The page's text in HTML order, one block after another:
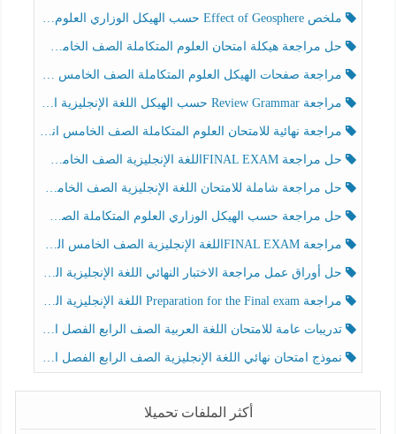
ملخص Effect of Geosphere حسب الهيكل الوزاري العلوم المتكاملة الصف الخامس انسبير الفصل الثالث
حل مراجعة هيكلة امتحان العلوم المتكاملة الصف الخامس عام الفصل الثالث
مراجعة صفحات الهيكل العلوم المتكاملة الصف الخامس انسبير الفصل الثالث
مراجعة Review Grammar حسب الهيكل اللغة الإنجليزية الصف الخامس الفصل الثالث
مراجعة نهائية للامتحان العلوم المتكاملة الصف الخامس انسبير الفصل الثالث
حل مراجعة FINAL EXAMاللغة الإنجليزية الصف الخامس الفصل الثالث
حل مراجعة شاملة للامتحان اللغة الإنجليزية الصف الخامس الفصل الثالث
حل مراجعة حسب الهيكل الوزاري العلوم المتكاملة الصف الخامس عام الفصل الثالث
مراجعة FINAL EXAMاللغة الإنجليزية الصف الخامس الفصل الثالث
حل أوراق عمل مراجعة الاختبار النهائي اللغة الإنجليزية الصف الرابع الفصل الثالث
مراجعة Preparation for the Final exam اللغة الإنجليزية الصف الرابع الفصل الثالث
تدريبات عامة للامتحان اللغة العربية الصف الرابع الفصل الثالث
نموذج امتحان نهائي اللغة الإنجليزية الصف الرابع الفصل الثالث
أكثر الملفات تحميلا